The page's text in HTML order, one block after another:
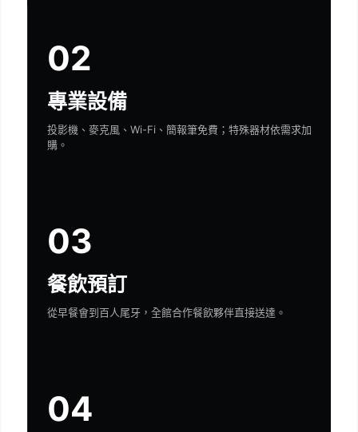
02
專業設備
投影機、麥克風、Wi-Fi、簡報筆免費；特殊器材依需求加
購。
03
餐飲預訂
從早餐會到百人尾牙，全館合作餐飲夥伴直接送達。
04